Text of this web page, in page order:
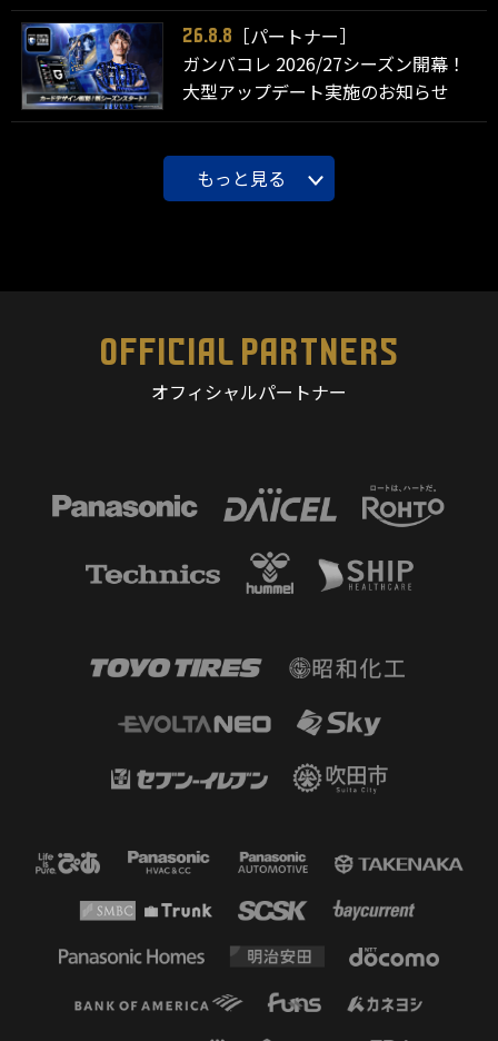
26.8.8
［パートナー］
ガンバコレ 2026/27シーズン開幕！
大型アップデート実施のお知らせ
もっと見る
OFFICIAL PARTNERS
オフィシャルパートナー